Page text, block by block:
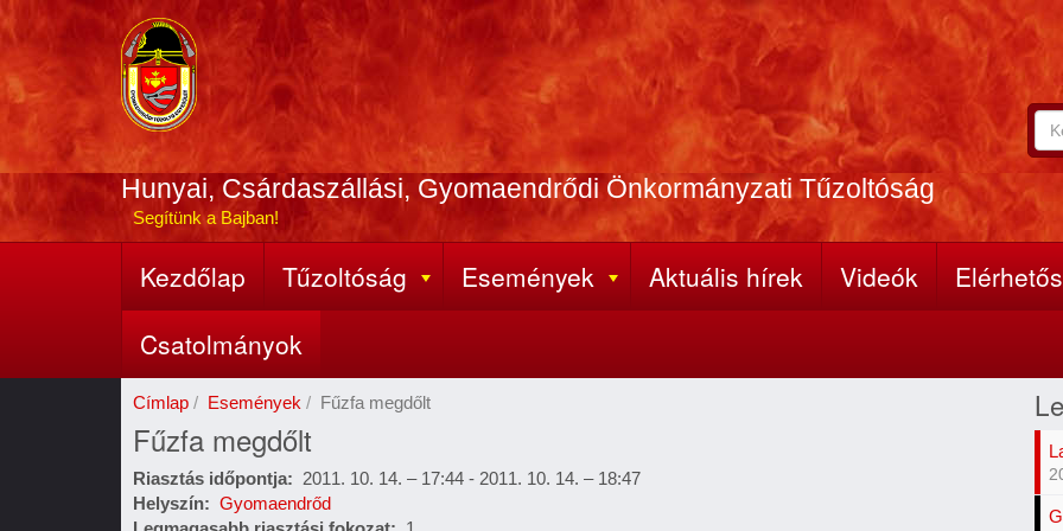
Ugrás
a
tartalomra
Hunyai, Csárdaszállási, Gyomaendrődi Önkormányzati Tűzoltóság
Segítünk a Bajban!
A
Fő
navigáció
Kezdőlap Tűzoltóság Események Aktuális hírek Videók
Csatolmányok
Címlap Események Fűzfa megdőlt
Fűzfa megdőlt
Riasztás időpontja 2011. 10. 14. – 17:44- 2011. 10. 14. – 18:47
Helyszín
Gyomaendrőd